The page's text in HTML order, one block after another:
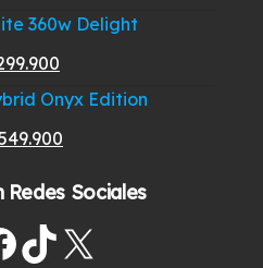
precio
es:
$99.900.
360w Delight
precio
actual
es:
Onyx Edition
actual
$549.900.
Redes Sociales
TikTok
X